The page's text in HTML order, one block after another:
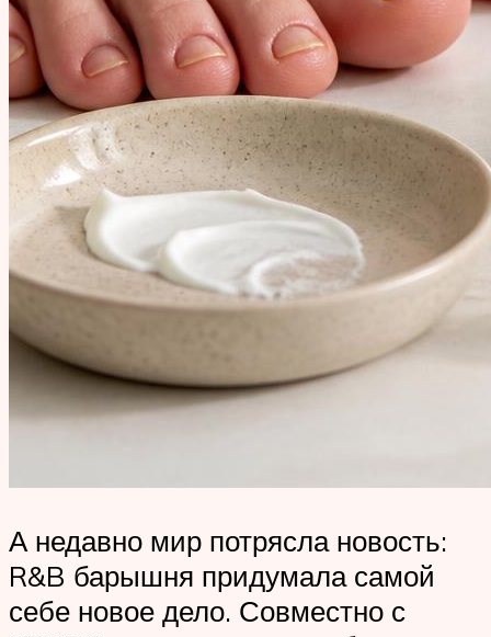
А недавно мир потрясла новость:
R&B барышня придумала самой
себе новое дело. Совместно с